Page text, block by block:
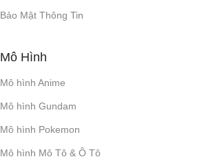
Bảo Mật Thông Tin
Mô Hình
Mô hình Anime
Mô hình Gundam
Mô hình Pokemon
Mô hình Mô Tô & Ô Tô